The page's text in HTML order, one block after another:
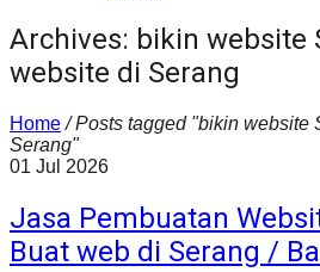
Archives: bikin website
website di Serang
Home / Posts tagged "bikin website
Serang"
01 Jul 2026
Jasa Pembuatan
Buat web di Serang /